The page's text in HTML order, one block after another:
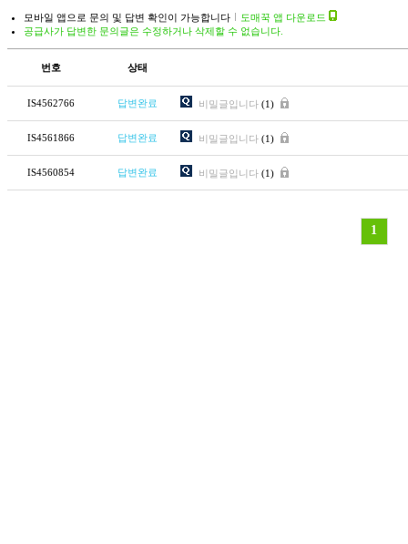
모바일 앱으로 문의 및 답변 확인이 가능합니다
도매꾹 앱 다운로드
공급사가 답변한 문의글은 수정하거나 삭제할 수 없습니다.
번호 상태
IS4562766 답변완료 비밀글입니다 (1)
IS4561866 답변완료 비밀글입니다 (1)
IS4560854 답변완료 비밀글입니다 (1)
1